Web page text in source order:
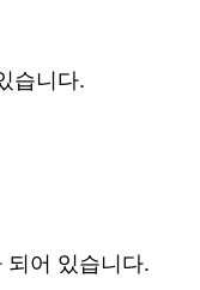
습니다.
어 있습니다.